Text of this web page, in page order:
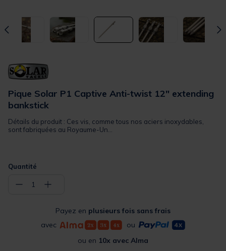
Pique Solar P1 Captive Anti-twist 12" extending
bankstick
Détails du produit : Ces vis, comme tous nos aciers inoxydables,
sont fabriquées au Royaume-Un...
Quantité
− 1 +
Payez en plusieurs fois sans frais
avec
ou
ou en 10x avec Alma